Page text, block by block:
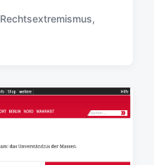
Rechtsextremismus,